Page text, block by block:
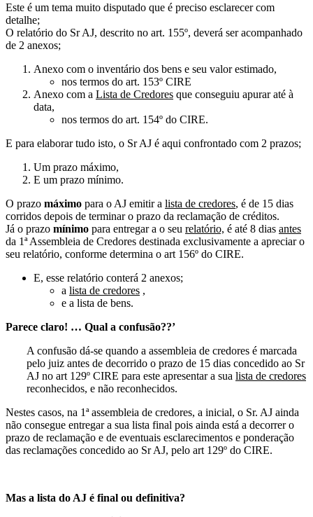
Este é um tema muito disputado que é preciso esclarecer com
detalhe;
O relatório do Sr AJ, descrito no art. 155º, deverá ser acompanhado
de 2 anexos;
Anexo com o inventário dos bens e seu valor estimado,
nos termos do art. 153º CIRE
Anexo com a Lista de Credores que conseguiu apurar até à
data,
nos termos do art. 154º do CIRE.
E para elaborar tudo isto, o Sr AJ é aqui confrontado com 2 prazos;
Um prazo máximo,
E um prazo mínimo.
O prazo máximo para o AJ emitir a lista de credores, é de 15 dias
corridos depois de terminar o prazo da reclamação de créditos.
Já o prazo mínimo para entregar a o seu relatório, é até 8 dias antes
da 1ª Assembleia de Credores destinada exclusivamente a apreciar o
seu relatório, conforme determina o art 156º do CIRE.
E, esse relatório conterá 2 anexos;
a lista de credores ,
e a lista de bens.
Parece claro! … Qual a confusão??’
A confusão dá-se quando a assembleia de credores é marcada
pelo juiz antes de decorrido o prazo de 15 dias concedido ao Sr
AJ no art 129º CIRE para este apresentar a sua lista de credores
reconhecidos, e não reconhecidos.
Nestes casos, na 1ª assembleia de credores, a inicial, o Sr. AJ ainda
não consegue entregar a sua lista final pois ainda está a decorrer o
prazo de reclamação e de eventuais esclarecimentos e ponderação
das reclamações concedido ao Sr AJ, pelo art 129º do CIRE.
Mas a lista do AJ é final ou definitiva?